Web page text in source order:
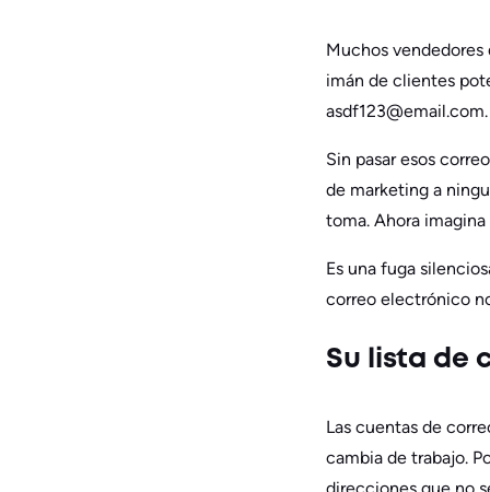
Muchos
imán de clientes
Sin pasar esos
de marketing a
toma. Ahora
Es una fuga
correo electrónico
Su lista de
Las cuentas de
cambia de trabajo.
direcciones que no